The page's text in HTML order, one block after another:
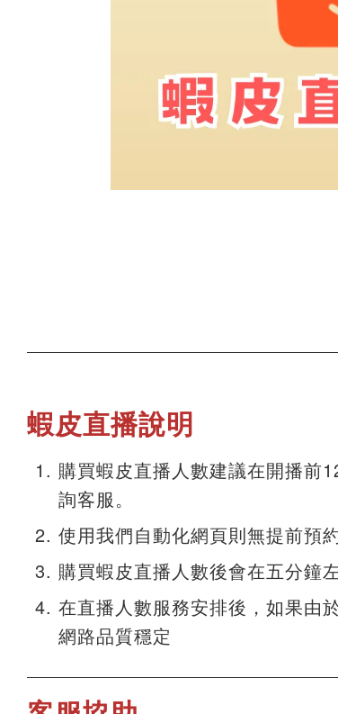
蝦皮直播說明
購買蝦皮直播人數建議在開播前
詢客服。
使用我們自動化網頁則無提前預約
購買蝦皮直播人數後會在五分鐘
在直播人數服務安排後，如果由
網路品質穩定